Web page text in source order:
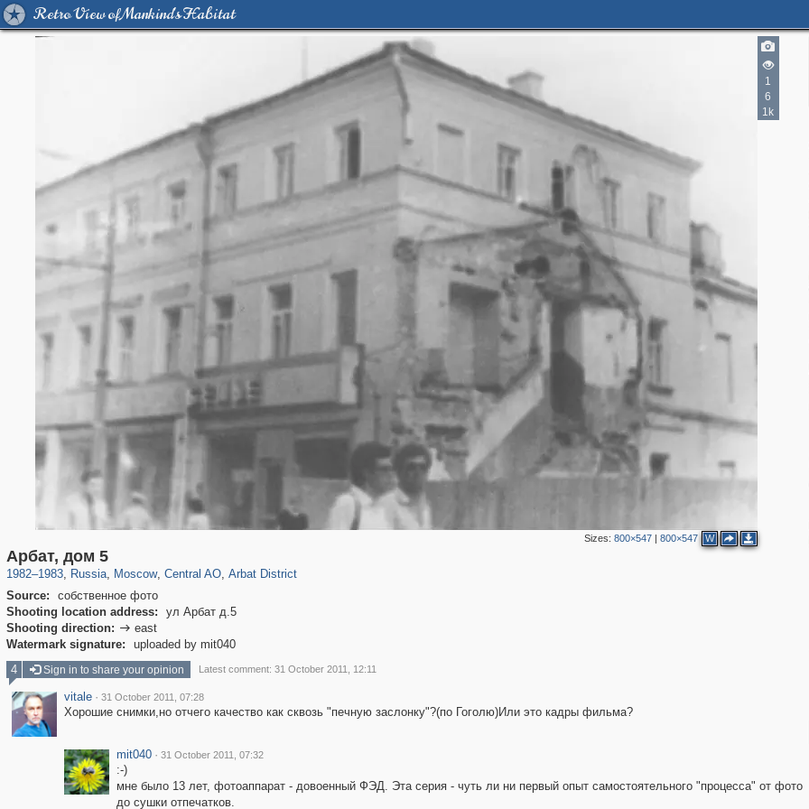
Retro View of Mankind's Habitat
1
6
1k
Sizes: 800×547| 800×547 W
Арбат, дом 5
1982–1983, Russia
1,406,255
, Moscow
319,780
, Central AO, Arbat District
Source:
собственное фото
Shooting location address:
ул Арбат д.5
Shooting direction:  east
Watermark signature:
uploaded by mit040
4 Sign in to share your opinion Latest comment: 31 October 2011, 12:11
vitale · 31 October 2011, 07:28
Хорошие снимки,но отчего качество как сквозь "печную заслонку"?(по Гоголю)Или это кадры фильма?
mit040 · 31 October 2011, 07:32
:-)
мне было 13 лет, фотоаппарат - довоенный ФЭД. Эта серия - чуть ли ни первый опыт самостоятельного "процесса" от фото
до сушки отпечатков.